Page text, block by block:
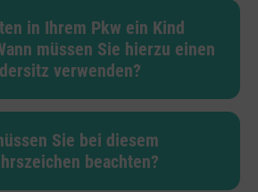
in Ihrem Pkw ein Kind
müssen Sie hierzu einen
verwenden?
Sie bei diesem
beachten?